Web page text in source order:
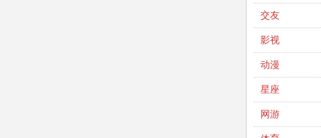
交友
影视
动漫
星座
网游